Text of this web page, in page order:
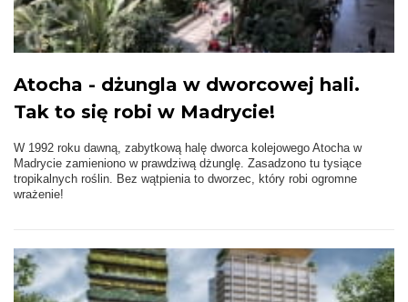
Atocha - dżungla w dworcowej hali.
Tak to się robi w Madrycie!
W 1992 roku dawną, zabytkową halę dworca kolejowego Atocha w
Madrycie zamieniono w prawdziwą dżunglę. Zasadzono tu tysiące
tropikalnych roślin. Bez wątpienia to dworzec, który robi ogromne
wrażenie!